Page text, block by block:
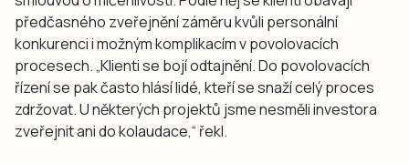
předčasného zveřejnění záměru kvůli personální
konkurenci i možným komplikacím v povolovacích
procesech. „Klienti se bojí odtajnění. Do povolovacích
řízení se pak často hlásí lidé, kteří se snaží celý proces
zdržovat. U některých projektů jsme nesměli investora
zveřejnit ani do kolaudace,“ řekl.